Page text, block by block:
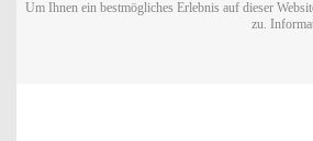
Um Ihnen ein bestmögliches Erlebnis auf dieser
zu.